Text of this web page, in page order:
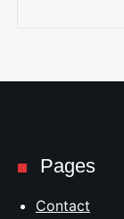
Pages
Contact